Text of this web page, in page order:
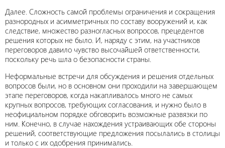
Далее. Сложность самой проблемы ограничения и сокращения
разнородных и асимметричных по составу вооружений и, как
следствие, множество разногласных вопросов, прецедентов
решения которых не было. И, наряду с этим, на участников
переговоров давило чувство высочайшей ответственности,
поскольку речь шла о безопасности страны.
Неформальные встречи для обсуждения и решения отдельных
вопросов были, но в основном они проходили на завершающем
этапе переговоров, когда накапливалось много не самых
крупных вопросов, требующих согласования, и нужно было в
неофициальном порядке обговорить возможные развязки по
ним. Конечно, в случае нахождения устраивающих обе стороны
решений, соответствующие предложения посылались в столицы
и только с их одобрения принимались.